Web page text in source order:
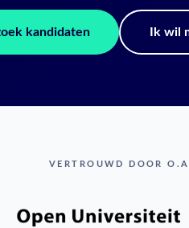
kandidaten Ik wil
VERTROUWD DOOR